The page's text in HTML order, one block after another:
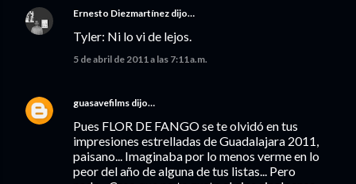
Ernesto Diezmartínez dijo…
Tyler: Ni lo vi de lejos.
5 de abril de 2011 a las 7:11 a.m.
guasavefilms dijo…
Pues FLOR DE FANGO se te olvidó en tus
impresiones estrelladas de Guadalajara 2011,
paisano... Imaginaba por lo menos verme en lo
peor del año de alguna de tus listas... Pero